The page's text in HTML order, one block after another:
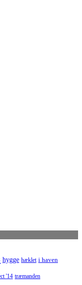
hygge hæklet i haven
'14 træmanden